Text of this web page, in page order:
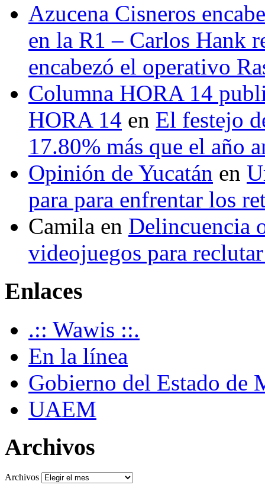
Azucena Cisneros
en la R1 – Carlos Hank
encabezó el operativo
Columna HORA 14
HORA 14 en El festejo
17.80% más que el año
Opinión de Yucatán en
para para enfrentar los
Camila en Delincuencia
videojuegos para
Enlaces
.:: Wawis ::.
En la línea
Gobierno del Estado de
UAEM
Archivos
Archivos